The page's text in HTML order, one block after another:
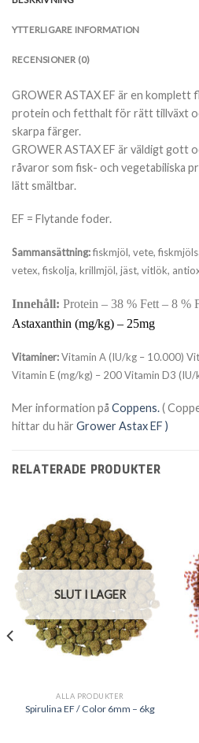
YTTERLIGARE INFORMATION
RECENSIONER (0)
GROWER ASTAX EF är en
protein och fetthalt för rätt tillväxt
skarpa färger.
GROWER ASTAX EF är väldigt gott
råvaror som fisk- och vegetabiliska
lätt smältbar.
EF = Flytande foder.
Sammansättning:fiskmjöl, vete,
vetex, fiskolja, krillmjöl, jäst, vitlök,
Innehåll: Protein – 38 % Fett – 8 %
Astaxanthin (mg/kg) – 25mg
Vitaminer:Vitamin A (IU/kg – 10.000)
Vitamin E (mg/kg) – 200 Vitamin D3 (IU/
Mer information på Coppens.(
hittar du här Grower Astax EF )
RELATERADE PRODUKTER
SLUT I LAGER
ALLA PRODUKTER
Spirulina EF / Color 6mm – 6kg